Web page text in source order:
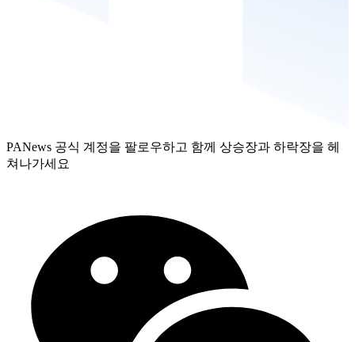
PANews 공식 계정을 팔로우하고 함께 상승장과 하락장을 헤
쳐나가세요